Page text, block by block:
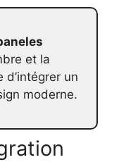
et la
d’intégrer un
moderne.